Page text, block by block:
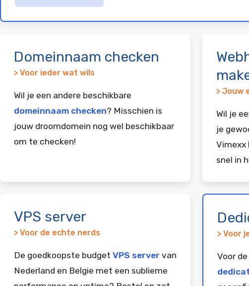
Domeinnaam checken
> Voor ieder wat wils
Wil je een andere beschikbare
domeinnaam checken? Misschien is
jouw droomdomein nog wel beschikbaar
om te checken!
> Jouw
Wil je
je
Vimexx
snel in
VPS server
> Voor de echte nerds
De goedkoopste budget VPS server van
Nederland en Belgie met een sublieme
> Voor
Voor